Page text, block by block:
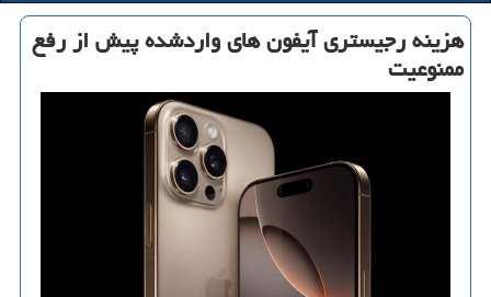
هزینه رجیستری آیفون های واردشده پیش از رفع
ممنوعیت